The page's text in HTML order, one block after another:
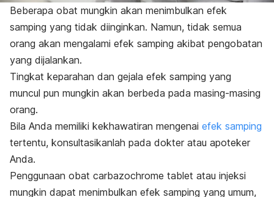
Beberapa obat mungkin akan menimbulkan efek
samping yang tidak diinginkan. Namun, tidak semua
orang akan mengalami efek samping akibat pengobatan
yang dijalankan.
Tingkat keparahan dan gejala efek samping yang
muncul pun mungkin akan berbeda pada masing-masing
orang.
Bila Anda memiliki kekhawatiran mengenai efek samping
tertentu, konsultasikanlah pada dokter atau apoteker
Anda.
Penggunaan obat carbazochrome tablet atau injeksi
mungkin dapat menimbulkan efek samping yang umum,